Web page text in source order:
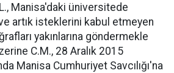
Manisa'daki üniversitede
artık isteklerini kabul etmeyen
yakınlarına göndermekle
C.M., 28 Aralık 2015
Manisa Cumhuriyet Savcılığı'na